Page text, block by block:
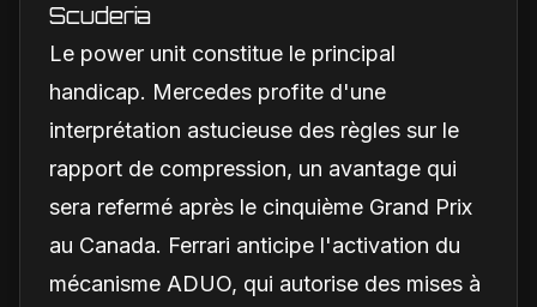
Scuderia
Le power unit constitue le principal
handicap. Mercedes profite d'une
interprétation astucieuse des règles sur le
rapport de compression, un avantage qui
sera refermé après le cinquième Grand Prix
au Canada. Ferrari anticipe l'activation du
mécanisme ADUO, qui autorise des mises à